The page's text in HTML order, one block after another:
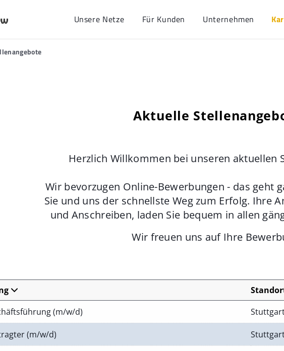
Unsere Netze Für Kunden Unternehmen
Aktuelle
Herzlich Willkommen bei unseren aktuellen
Wir bevorzugen Online-Bewerbungen - das geht
Sie und uns der schnellste Weg zum Erfolg. Ihre
und Anschreiben, laden Sie bequem in allen
Wir freuen uns auf Ihre
(m/w/d)
(m/w/d)